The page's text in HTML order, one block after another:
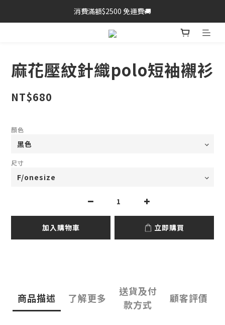
消費滿額$2500 免運費🚚
麻花壓紋針織polo短袖襯衫
NT$680
顏色
尺寸
加入購物車 立即購買
商品描述 了解更多
送貨及付
款方式
顧客評價